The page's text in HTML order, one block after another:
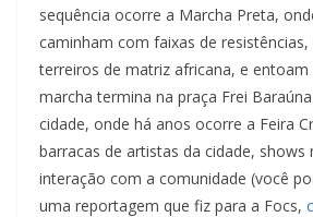
sequência ocorre a Marcha Preta,
caminham com faixas de resistências,
terreiros de matriz africana, e
marcha termina na praça Frei
cidade, onde há anos ocorre a Feira
barracas de artistas da cidade, shows
interação com a comunidade (você
uma reportagem que fiz para a Focs,